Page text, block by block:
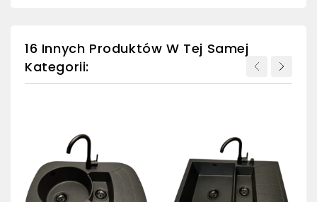
16 Innych Produktów W Tej Samej
Kategorii: